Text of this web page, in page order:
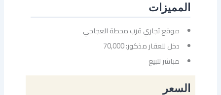
المميزات
موقع تجاري قرب محطة العجاجي
دخل للعقار مذكور: 70,000
مباشر للبيع
السعر